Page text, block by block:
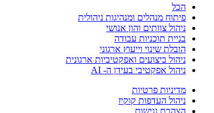
הכל
פיתוח מנהלים ומנהיגות ניהולית
ניהול צוותים והון אנושי
בניית תוכניות עבודה
הובלת שינוי וייעוץ ארגוני
ניהול ביצועים ואפקטיביות ארגונית
ניהול אפקטיבי בעידן ה- AI
מדיניות פרטיות
ניהול העדפות קוקיז